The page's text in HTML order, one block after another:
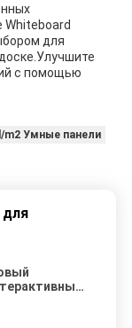
Whiteboard
для
с помощью
m2 Умные панели